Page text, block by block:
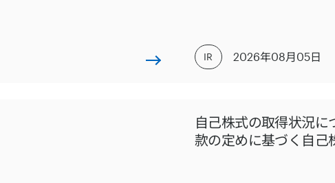
IR 2026年08月05日
自己株式の取得状況に
款の定めに基づく自己